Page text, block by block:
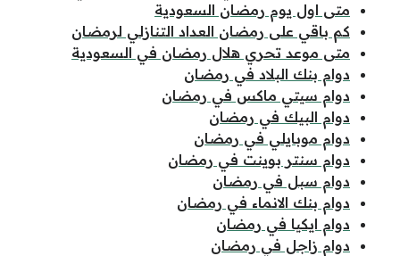
متى اول يوم رمضان السعودية
كم باقي على رمضان العداد التنازلي لرمضان
متى موعد تحري هلال رمضان في السعودية
دوام بنك البلاد في رمضان
دوام سيتي ماكس في رمضان
دوام البيك في رمضان
دوام موبايلي في رمضان
دوام سنتر بوينت في رمضان
دوام سبل في رمضان
دوام بنك الانماء في رمضان
دوام ايكيا في رمضان
دوام زاجل في رمضان